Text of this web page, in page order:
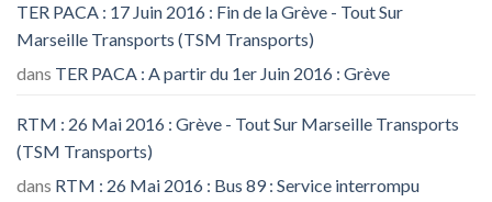
TER PACA : 17 Juin 2016 : Fin de la Grève - Tout Sur
Marseille Transports (TSM Transports)
dans TER PACA : A partir du 1er Juin 2016 : Grève
RTM : 26 Mai 2016 : Grève - Tout Sur Marseille Transports
(TSM Transports)
dans RTM : 26 Mai 2016 : Bus 89 : Service interrompu